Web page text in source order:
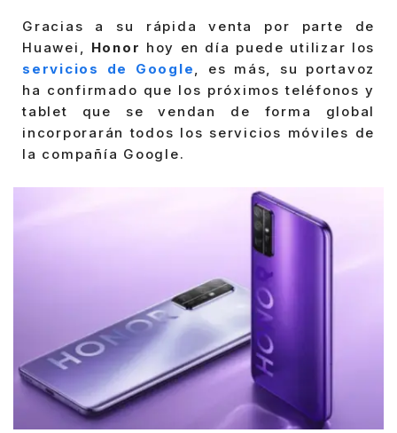
Gracias a su rápida venta por parte de
Huawei, Honor hoy en día puede utilizar los
servicios de Google, es más, su portavoz
ha confirmado que los próximos teléfonos y
tablet que se vendan de forma global
incorporarán todos los servicios móviles de
la compañía Google.